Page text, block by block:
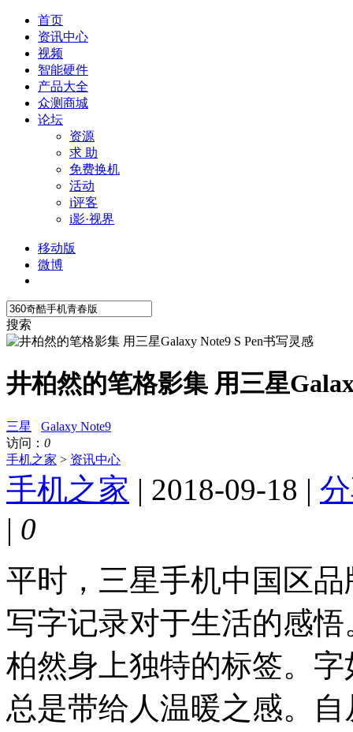
首页
资讯中心
视频
智能硬件
产品大全
众测商城
论坛
资源
求 助
免费换机
活动
i评客
i影·视界
移动版
微博
搜索
井柏然的笔格影集 用三星
三星
Galaxy Note9
访问： 0
手机之家 > 资讯中心
手机之家 | 2018-09-18 |
| 0
平时，三星手机中国区
写字记录对于生活的感
柏然身上独特的标签。
总是带给人温暖之感。